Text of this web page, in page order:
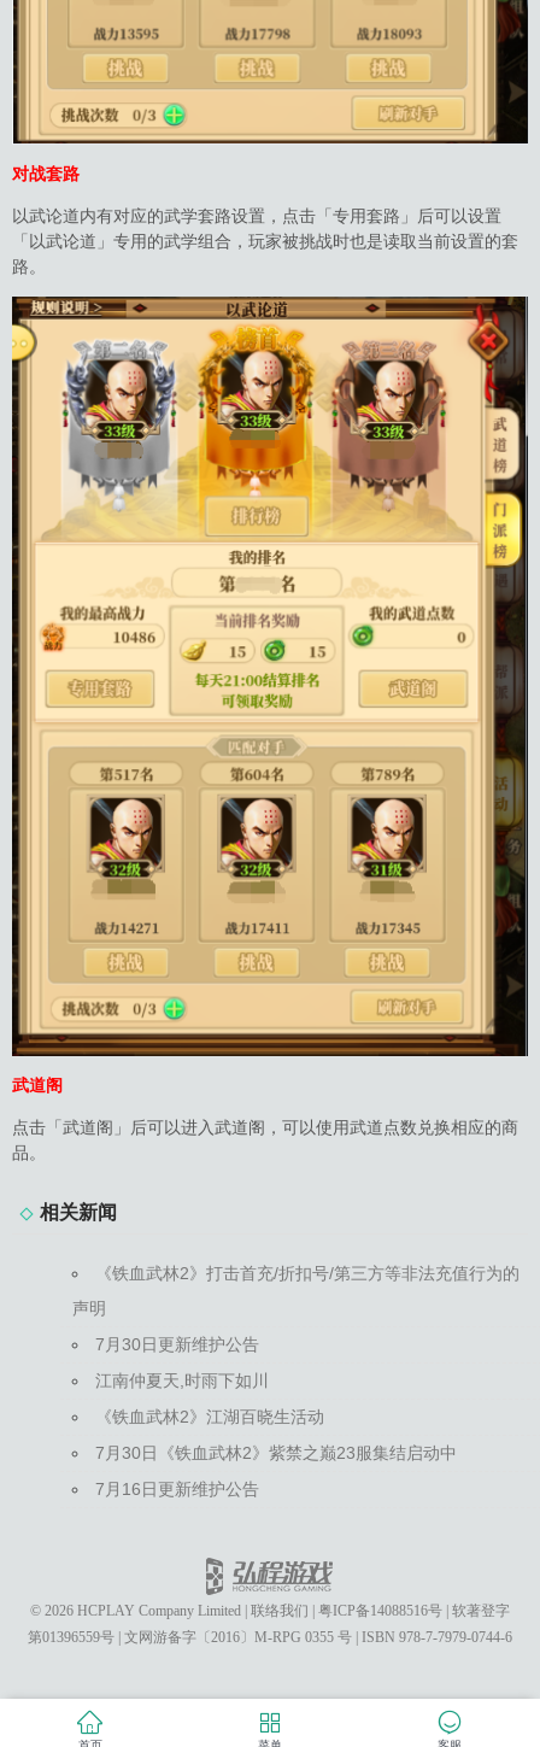
对战套路
以武论道内有对应的武学套路设置，点击「专用套路」后可以设置
「以武论道」专用的武学组合，玩家被挑战时也是读取当前设置的套
路。
武道阁
点击「武道阁」后可以进入武道阁，可以使用武道点数兑换相应的商
品。
相关新闻
《铁血武林2》打击首充/折扣号/第三方等非法充值行为的
声明
7月30日更新维护公告
江南仲夏天,时雨下如川
《铁血武林2》江湖百晓生活动
7月30日《铁血武林2》紫禁之巅23服集结启动中
7月16日更新维护公告
© 2026 HCPLAY Company Limited | 联络我们 | 粤ICP备14088516号 |软著登字
第01396559号 | 文网游备字〔2016〕M-RPG 0355 号 |ISBN 978-7-7979-0744-6
首页 菜单 客服